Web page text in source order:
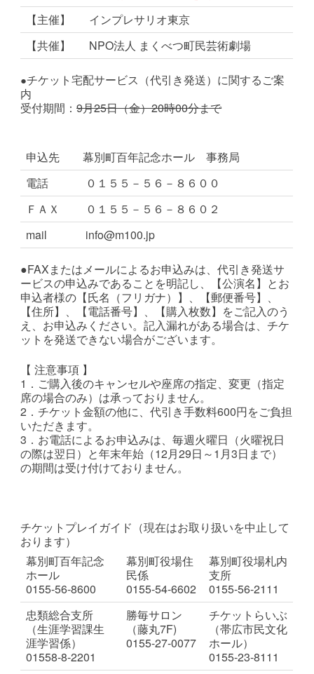
【主催】
インプレサリオ東京
【共催】
NPO法人 まくべつ町民芸術劇場
●チケット宅配サービス（代引き発送）に関するご案
内
受付期間：9月25日（金）20時00分まで
申込先
幕別町百年記念ホール 事務局
電話
０１５５－５６－８６００
ＦＡＸ
０１５５－５６－８６０２
mail
info@m100.jp
●FAXまたはメールによるお申込みは、代引き発送サ
ービスの申込みであることを明記し、【公演名】とお
申込者様の【氏名（フリガナ）】、【郵便番号】、
【住所】、【電話番号】、【購入枚数】をご記入のう
え、お申込みください。記入漏れがある場合は、チケ
ットを発送できない場合がございます。
【 注意事項 】
1．ご購入後のキャンセルや座席の指定、変更（指定
席の場合のみ）は承っておりません。
2．チケット金額の他に、代引き手数料600円をご負担
いただきます。
3．お電話によるお申込みは、毎週火曜日（火曜祝日
の際は翌日）と年末年始（12月29日～1月3日まで）
の期間は受け付けておりません。
チケットプレイガイド（現在はお取り扱いを中止して
おります）
幕別町百年記念
ホール
0155-56-8600
幕別町役場住
民係
0155-54-6602
幕別町役場札内
支所
0155-56-2111
忠類総合支所
（生涯学習課生
涯学習係）
01558-8-2201
勝毎サロン
（藤丸7F)
0155-27-0077
チケットらいぶ
（帯広市民文化
ホール）
0155-23-8111